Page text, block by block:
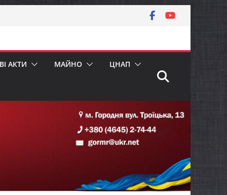
АКТИ МАЙНО ЦНАП